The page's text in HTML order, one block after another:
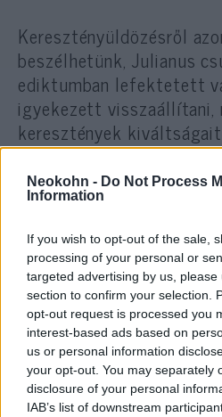
Neokohn - Do Not Process
Information
If you wish to opt-out of the sale,
processing of your personal or
targeted advertising by us,
section to confirm your selection.
opt-out request is processed you
interest-based ads based on
us or personal information
your opt-out. You may separately
disclosure of your personal
IAB’s list of downstream
Keresztényüldözésről
beszélhetünk, Julianus
ediktumban lefektetett
igyekezett visszaállítani,
keresztények
az utókor elfogult
vallásuk üldözésének.
neki, hogy elképzelései
kiátkozott keresztény
minősített felekezetek
gyakorolhatták
Bereniké, a
Második
szerette